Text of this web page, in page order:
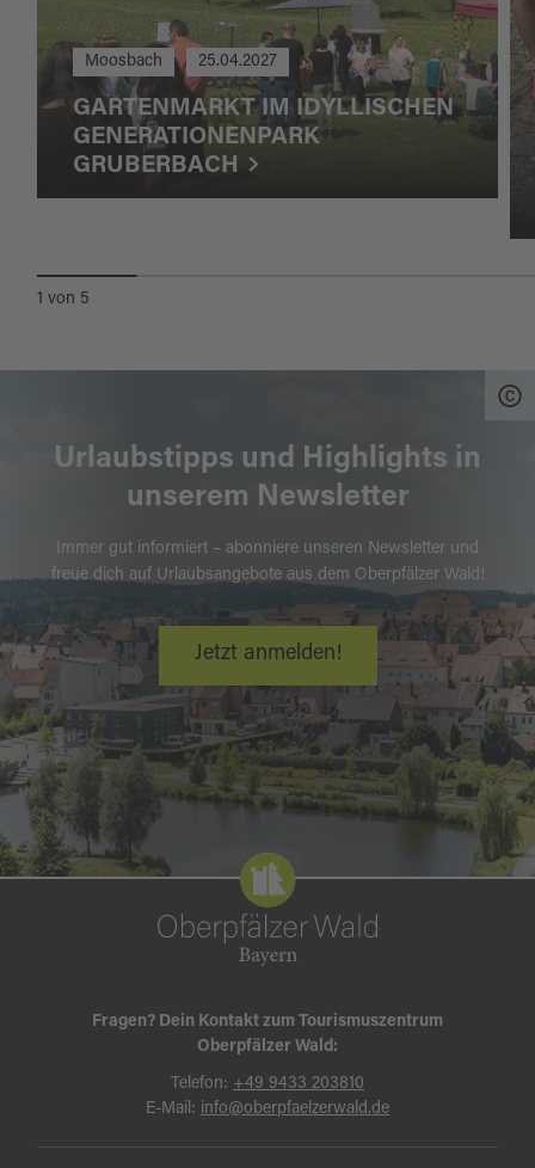
Moosbach 25.04.2027
GARTENMARKT IM IDYLLISCHEN
GENERATIONENPARK
GRUBERBACH
1 von 5
Urlaubstipps und Highlights in
unserem Newsletter
Immer gut informiert – abonniere unseren Newsletter und
freue dich auf Urlaubsangebote aus dem Oberpfälzer Wald!
Jetzt anmelden!
Fragen? Dein Kontakt zum Tourismuszentrum
Oberpfälzer Wald:
Telefon: +49 9433 203810
E-Mail: info@oberpfaelzerwald.de